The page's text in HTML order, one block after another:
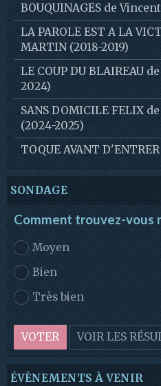
BOUQUINAGES de
LA PAROLE EST A LA
MARTIN (2018-2019)
LE COUP DU BLAIREAU
2024)
SANS DOMICILE FELIX
(2024-2025)
TOQUE AVANT D'ENTRER
SONDAGE
Comment trouvez-vous
Moyen
Bien
Très bien
VOTER VOIR LES
ÉVÈNEMENTS À VENIR